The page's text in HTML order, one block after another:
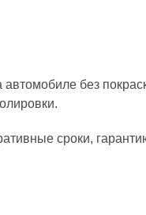
без
сроки,